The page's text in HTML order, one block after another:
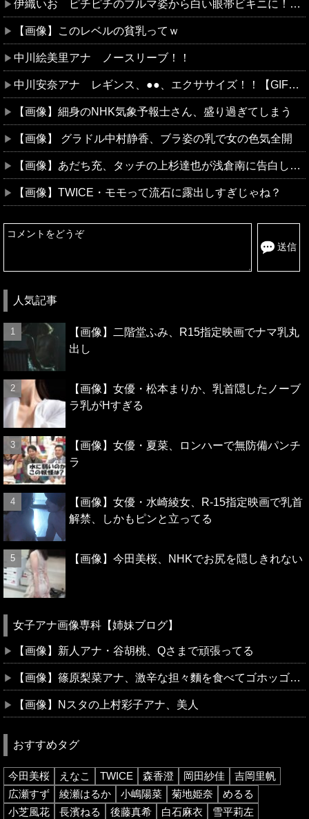
伊織いお ピチピチのブルマ姿から白い眼帯ビキニに！三つ編みの恥ずかしそうな表情から一転大胆に
【画像】このレベルの貧乳ってｗ
中川絵美里アナ ノースリーブ！！
中川安奈アナ レギンス、●●、エクササイズ！！【GIF動画あり】
【画像】細身のNHK気象予報士さん、盛り過ぎてしまう
【画像】 グラドル中村静香、ブラ姿の乳で女の色気全開
【画像】あだち充、タッチの上杉達也が浅倉南に告白した伝説のシーンを完全再現してしまう！
【画像】TWICE・モモって流石に露出しすぎじゃね？
送信
人気記事
【画像】二階堂ふみ、R15指定映画でナマ乳丸
出し
【画像】女優・松本まりか、乳首隠したノーブ
ラ乳がHすぎる
【画像】女優・夏菜、ロンハーで無防備パンチ
ラ
【画像】女優・水崎綾女、R-15指定映画で乳首
解禁、しかもピンと立ってる
【画像】今田美桜、NHKでお尻を隠しきれない
女子アナ画像専科【姉妹ブログ】
【画像】新人アナ・谷胡桃、Qさまで頑張ってる
【画像】篠原梨菜アナ、激辛な担々麵を食べてゴホッゴホッ
【画像】Nスタの上村彩子アナ、美人
おすすめタグ
今田美桜 えなこ TWICE 森香澄 岡田紗佳
吉岡里帆
広瀬すず
綾瀬はるか 小嶋陽菜 菊地姫奈
めるる
小芝風花
長濱ねる 後藤真希 白石麻衣
雪平莉左